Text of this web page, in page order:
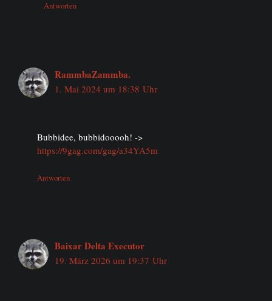
Antworten
RammbaZammba.
1. Mai 2024 um 18:38 Uhr
Bubbidee, bubbidooooh! ->
https://9gag.com/gag/a34YA5m
Antworten
Baixar Delta Executor
19. März 2026 um 19:37 Uhr